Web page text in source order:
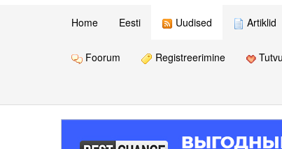
Home Eesti Uudised Artiklid
Foorum Registreerimine